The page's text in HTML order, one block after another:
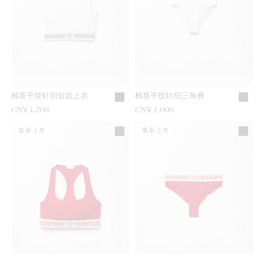
棉质平纹针织短款上衣
CN¥ 1,700
棉质平纹针织三角裤
CN¥ 1,000
最新上市 最新上市